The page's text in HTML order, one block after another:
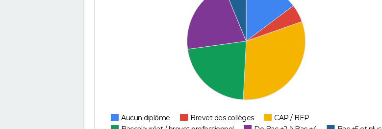
Aucun diplôme Brevet des collèges
CAP / BEP